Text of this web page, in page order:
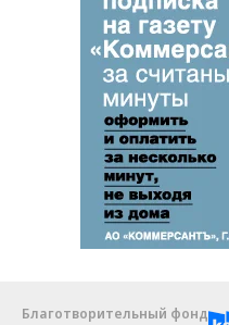
Благотворительный фонд